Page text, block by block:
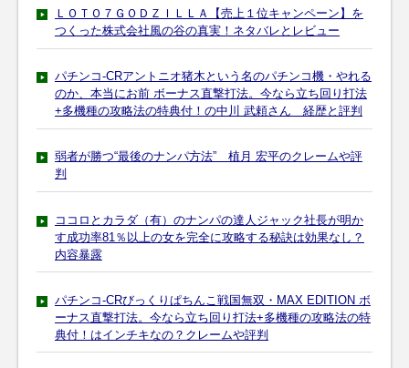
ＬＯＴＯ７ＧＯＤＺＩＬＬＡ【売上１位キャンペーン】を
つくった株式会社風の谷の真実！ネタバレとレビュー
パチンコ-CRアントニオ猪木という名のパチンコ機・やれる
のか、本当にお前 ボーナス直撃打法。今なら立ち回り打法
+多機種の攻略法の特典付！の中川 武頼さん 経歴と評判
弱者が勝つ“最後のナンパ方法” 植月 宏平のクレームや評
判
ココロとカラダ（有）のナンパの達人ジャック社長が明か
す成功率81％以上の女を完全に攻略する秘訣は効果なし？
内容暴露
パチンコ-CRびっくりぱちんこ戦国無双・MAX EDITION ボ
ーナス直撃打法。今なら立ち回り打法+多機種の攻略法の特
典付！はインチキなの？クレームや評判